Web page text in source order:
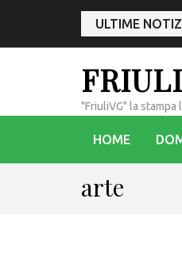
ULTIME
"FriuliVG" la
HOME
arte